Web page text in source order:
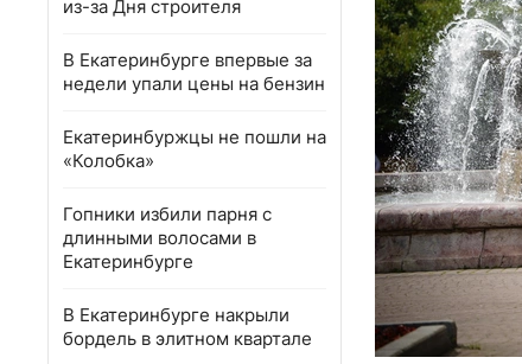
из-за Дня строителя
В Екатеринбурге впервые за
недели упали цены на бензин
Екатеринбуржцы не пошли на
«Колобка»
Гопники избили парня с
длинными волосами в
Екатеринбурге
В Екатеринбурге накрыли
бордель в элитном квартале